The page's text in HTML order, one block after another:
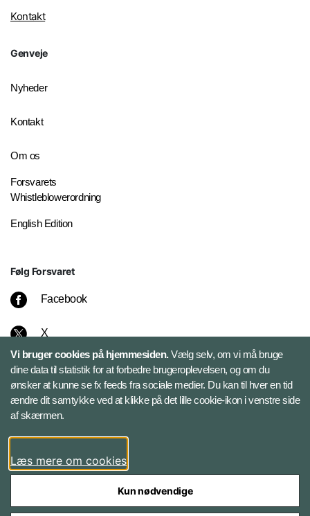
Kontakt
Genveje
Nyheder
Kontakt
Om os
Forsvarets
Whistleblowerordning
English Edition
Følg Forsvaret
Facebook
X
Instagram
Bluesky
LinkedIn
Vi bruger cookies på hjemmesiden.Vælg selv, om vi må bruge
dine data til statistik for at forbedre brugeroplevelsen, og om du
ønsker at kunne se fx feeds fra sociale medier. Du kan til hver en tid
ændre dit samtykke ved at klikke på det lille cookie-ikon i venstre side
af skærmen.
Læs mere om cookies
Kun nødvendige